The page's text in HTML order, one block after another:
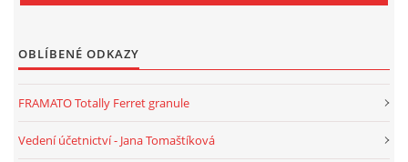
OBLÍBENÉ ODKAZY
FRAMATO Totally Ferret granule
Vedení účetnictví - Jana Tomaštíková